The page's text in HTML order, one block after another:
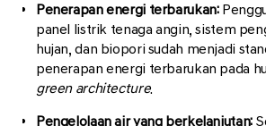
Penerapan energi terbarukan:
panel listrik tenaga angin, sistem
hujan, dan biopori sudah menjadi
penerapan energi terbarukan pada
green architecture.
Pengelolaan air yang berkelanjutan: